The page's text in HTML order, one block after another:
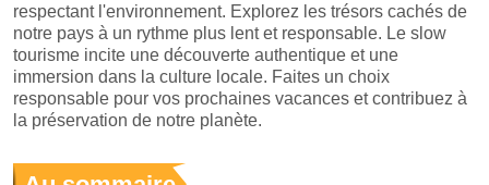
respectant l'environnement. Explorez les trésors cachés de
notre pays à un rythme plus lent et responsable. Le slow
tourisme incite une découverte authentique et une
immersion dans la culture locale. Faites un choix
responsable pour vos prochaines vacances et contribuez à
la préservation de notre planète.